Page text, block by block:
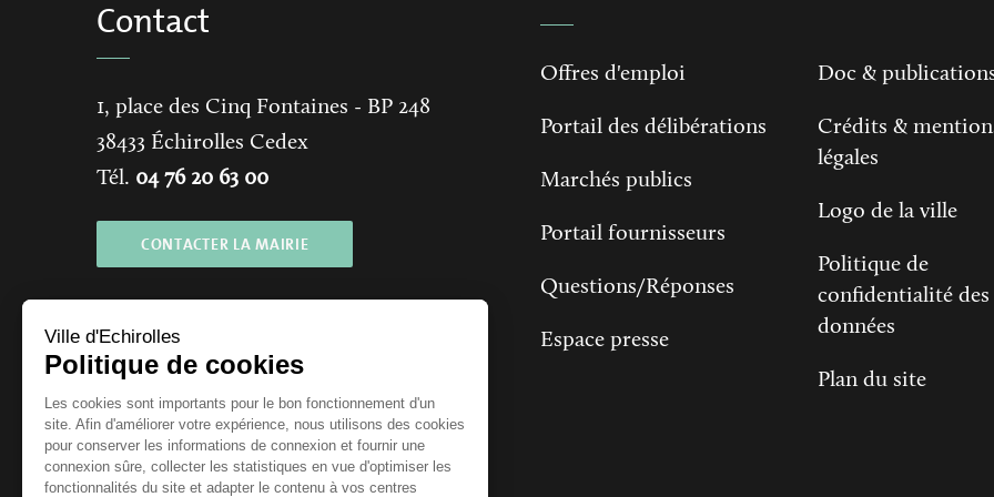
Contact
1, place des Cinq Fontaines - BP 248
38433 Échirolles Cedex
Tél. 04 76 20 63 00
CONTACTER LA MAIRIE
Horaires
Offres d'emploi
Portail des délibérations
Marchés publics
Portail fournisseurs
Questions/Réponses
Espace presse
Doc &
Crédits &
légales
Logo de la ville
Politique de
confidentialité des
données
Plan du site
Ville d'Echirolles
Politique de cookies
Les cookies sont importants pour le bon fonctionnement d'un
site. Afin d'améliorer votre expérience, nous utilisons des cookies
pour conserver les informations de connexion et fournir une
connexion sûre, collecter les statistiques en vue d'optimiser les
fonctionnalités du site et adapter le contenu à vos centres